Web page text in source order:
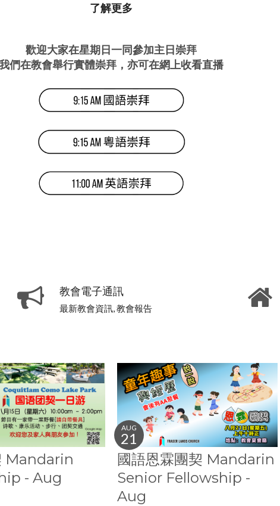
了解更多
歡迎大家在星期日一同參加主日崇拜
們在教會舉行實體崇拜，亦可在網上收看直播
教會電子通訊
最新教會資訊, 教會報告
Mandarin
- Aug
國語恩霖團契 Mandarin
Senior Fellowship -
Aug
AUG
21